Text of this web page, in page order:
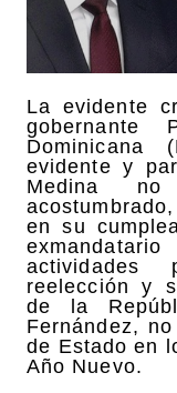
La evidente
gobernante
evidente y
Medina
en su
reelección y
de la
Fernández,
de Estado en
Año Nuevo.